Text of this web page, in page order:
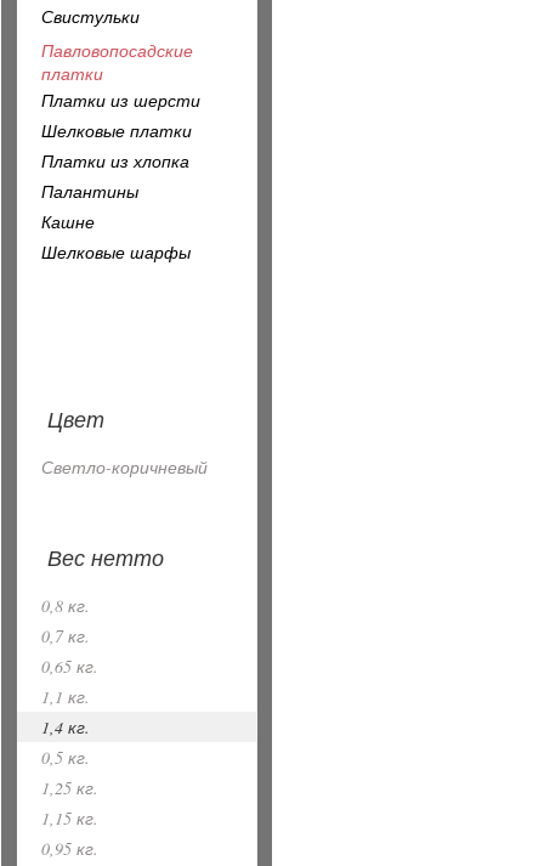
Свистульки
Павловопосадские
платки
Платки из шерсти
Шелковые платки
Платки из хлопка
Палантины
Кашне
Шелковые шарфы
Цвет
Светло-коричневый
Вес нетто
0,8 кг.
0,7 кг.
0,65 кг.
1,1 кг.
1,4 кг.
0,5 кг.
1,25 кг.
1,15 кг.
0,95 кг.